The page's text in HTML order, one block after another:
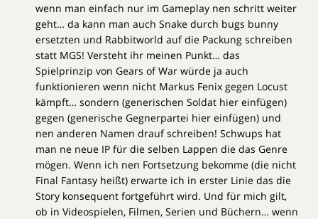
wenn man einfach nur im Gameplay nen schritt weiter
geht… da kann man auch Snake durch bugs bunny
ersetzten und Rabbitworld auf die Packung schreiben
statt MGS! Versteht ihr meinen Punkt… das
Spielprinzip von Gears of War würde ja auch
funktionieren wenn nicht Markus Fenix gegen Locust
kämpft… sondern (generischen Soldat hier einfügen)
gegen (generische Gegnerpartei hier einfügen) und
nen anderen Namen drauf schreiben! Schwups hat
man ne neue IP für die selben Lappen die das Genre
mögen. Wenn ich nen Fortsetzung bekomme (die nicht
Final Fantasy heißt) erwarte ich in erster Linie das die
Story konsequent fortgeführt wird. Und für mich gilt,
ob in Videospielen, Filmen, Serien und Büchern… wenn